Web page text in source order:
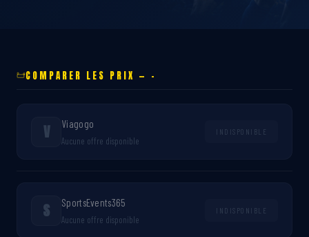
COMPARER LES PRIX — -
V Viagogo
Aucune offre disponible
INDISPONIBLE
S SportsEvents365
Aucune offre disponible
INDISPONIBLE